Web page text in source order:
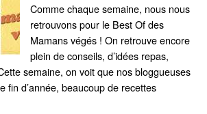
Comme chaque semaine, nous nous
retrouvons pour le Best Of des
Mamans végés ! On retrouve encore
plein de conseils, d’idées repas,
semaine, on voit que nos bloggueuses
fin d’année, beaucoup de recettes